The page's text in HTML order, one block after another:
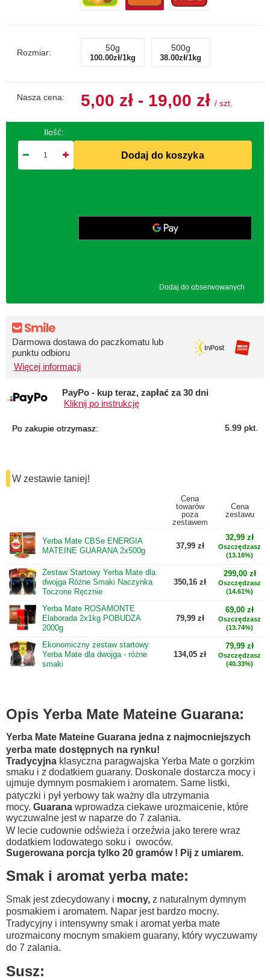
Rozmiar: 50g
100.00zł/1kg
500g
38.00zł/1kg
Nasza cena: 5,00 zł - 19,00 zł / szt.
Ilość:
Dodaj do koszyka
Dodaj do obserwowanych
Darmowa dostawa do paczkomatu lub
punktu odbioru
Więcej informacji
PayPo - kup teraz, zapłać za 30 dni
Kliknij po instrukcję
Po zakupie otrzymasz: 5.99 pkt.
W zestawie taniej!
Cena
towarów
poza
zestawem
Cena
zestawu
Yerba Mate CBSe ENERGIA
MATEINE GUARANA 2x500g
37,99 zł
32,99 zł
Oszczędzasz
(13.16%)
Zestaw Startowy Yerba Mate dla
dwojga Różne Smaki Naczynka
Toczone Ręcznie
350,16 zł
299,00 zł
Oszczędzasz
(14.61%)
Yerba Mate ROSAMONTE
Elaborada 2x1kg POBUDZA
2000g
79,99 zł
69,00 zł
Oszczędzasz
(13.74%)
Ekonomiczny zestaw startowy
Yerba Mate dla dwojga - różne
smaki
134,05 zł
79,99 zł
Oszczędzasz
(40.33%)
Opis Yerba Mate Mateine Guarana:
Yerba Mate Mateine Guarana jedna z najmocniejszych
yerba mate dostępnych na rynku!
Tradycyjna klasyczna paragwajska Yerba Mate o gorzkim
smaku i z dodatkiem guarany. Doskonale dostarcza mocy i
ujmuje dymnym posmakiem i aromatem. Same listki,
patyczki i pył yerbowy tak ważny dla utrzymania
mocy. Guarana wprowadza ciekawe urozmaicenie, które
wyczuwalne jest w naparze do 7 zalania.
W lecie cudownie odświeża i orzeźwia jako terere wraz
dodatkiem lodowatego soku i owoców.
Sugerowana porcja tylko 20 gramów ! Pij z umiarem.
Smak i aromat yerba mate:
Smak jest zdecydowany i mocny, z naturalnym dymnym
posmakiem i aromatem. Napar jest bardzo mocny.
Tradycyjny i intensywny smak i aromat yerba mate
urozmaicony mocnym smakiem guarany, który wyczuwamy
do 7 zalania.
Susz: